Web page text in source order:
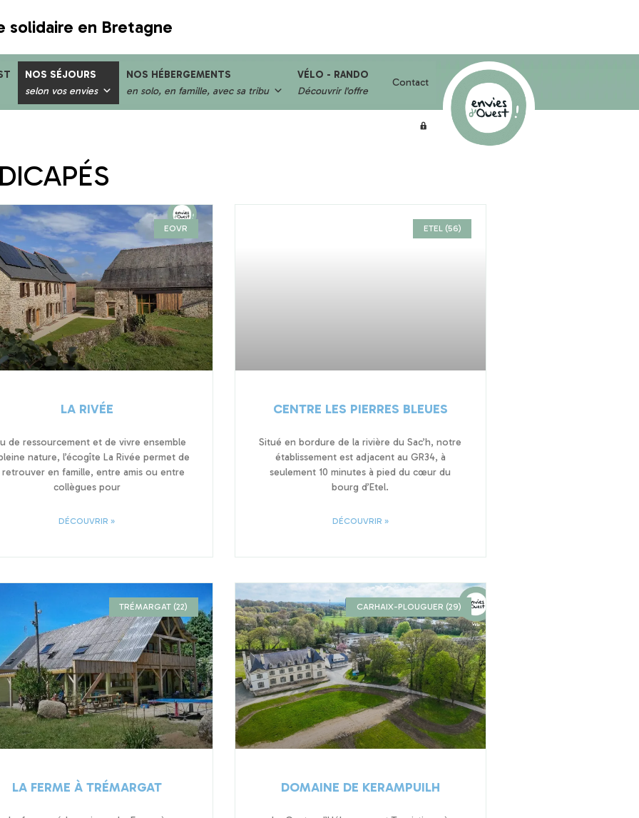
solidaire en Bretagne
NOS SÉJOURS
selon vos envies
NOS HÉBERGEMENTS
en solo, en famille, avec sa tribu
VÉLO - RANDO
Découvrir l'offre
Contact
EOVR
LA RIVÉE
de ressourcement et de vivre ensemble
nature, l’écogîte La Rivée permet de
retrouver en famille, entre amis ou entre
collègues pour
DÉCOUVRIR »
ETEL (56)
CENTRE LES PIERRES BLEUES
Situé en bordure de la rivière du Sac’h, notre
établissement est adjacent au GR34, à
seulement 10 minutes à pied du cœur du
bourg d’Etel.
DÉCOUVRIR »
TRÉMARGAT (22)
LA FERME À TRÉMARGAT
CARHAIX-PLOUGUER (29)
DOMAINE DE KERAMPUILH